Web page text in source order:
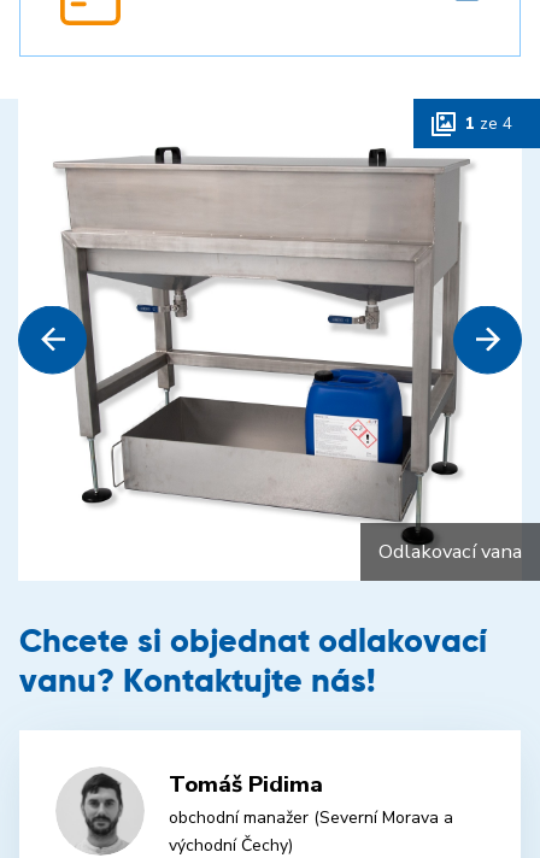
1 ze 4
Odlakovací vana
Chcete si objednat odlakovací
vanu? Kontaktujte nás!
Tomáš Pidima
obchodní manažer (Severní Morava a
východní Čechy)